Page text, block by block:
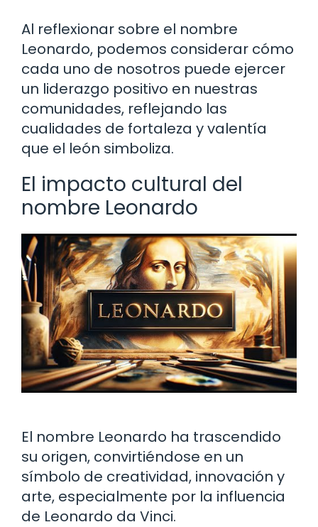
Al reflexionar sobre el nombre
Leonardo, podemos considerar cómo
cada uno de nosotros puede ejercer
un liderazgo positivo en nuestras
comunidades, reflejando las
cualidades de fortaleza y valentía
que el león simboliza.
El impacto cultural del
nombre Leonardo
El nombre Leonardo ha trascendido
su origen, convirtiéndose en un
símbolo de creatividad, innovación y
arte, especialmente por la influencia
de Leonardo da Vinci.